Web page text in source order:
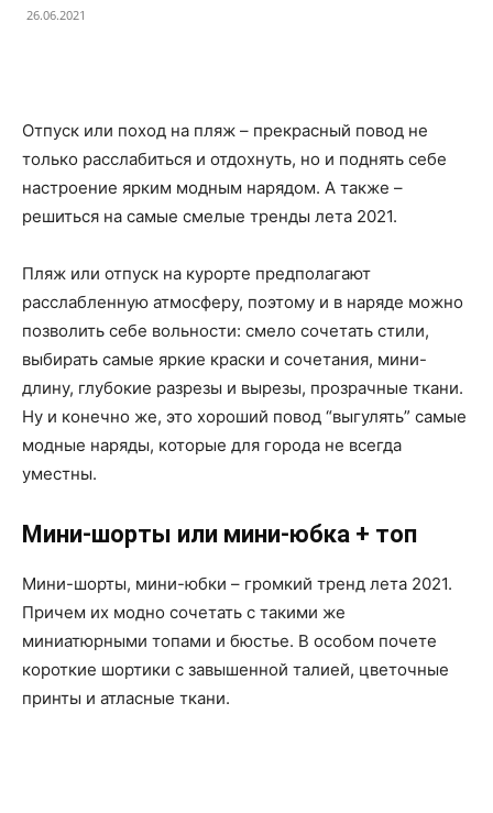
26.06.2021
Отпуск или поход на пляж – прекрасный повод не
только расслабиться и отдохнуть, но и поднять себе
настроение ярким модным нарядом. А также –
решиться на самые смелые тренды лета 2021.
Пляж или отпуск на курорте предполагают
расслабленную атмосферу, поэтому и в наряде можно
позволить себе вольности: смело сочетать стили,
выбирать самые яркие краски и сочетания, мини-
длину, глубокие разрезы и вырезы, прозрачные ткани.
Ну и конечно же, это хороший повод “выгулять” самые
модные наряды, которые для города не всегда
уместны.
Мини-шорты или мини-юбка + топ
Мини-шорты, мини-юбки – громкий тренд лета 2021.
Причем их модно сочетать с такими же
миниатюрными топами и бюстье. В особом почете
короткие шортики с завышенной талией, цветочные
принты и атласные ткани.